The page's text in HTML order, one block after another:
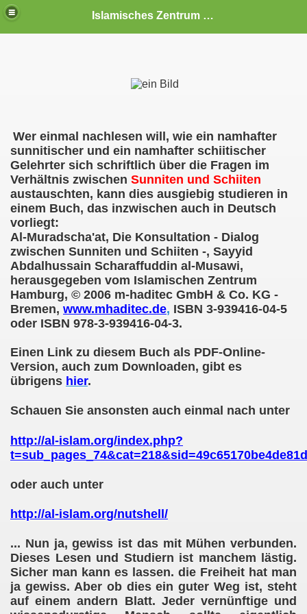
Islamisches Zentrum Schwerin e.V.
Wer einmal nachlesen will, wie ein namhafter
sunnitischer und ein namhafter schiitischer
Gelehrter sich schriftlich über die Fragen im
Verhältnis zwischen Sunniten und Schiiten
austauschten, kann dies ausgiebig studieren in
einem Buch, das inzwischen auch in Deutsch
vorliegt:
Al-Muradscha'at, Die Konsultation - Dialog
zwischen Sunniten und Schiiten -, Sayyid
Abdalhussain Scharaffuddin al-Musawi,
herausgegeben vom Islamischen Zentrum
Hamburg, © 2006 m-haditec GmbH & Co. KG -
Bremen, www.mhaditec.de, ISBN 3-939416-04-5
oder ISBN 978-3-939416-04-3.
Einen Link zu diesem Buch als PDF-Online-
Version, auch zum Downloaden, gibt es
übrigens hier.
Schauen Sie ansonsten auch einmal nach unter
http://al-islam.org/index.php?
oder auch unter
http://al-islam.org/nutshell/
... Nun ja, gewiss ist das mit Mühen verbunden.
Dieses Lesen und Studiern ist manchem lästig.
Sicher man kann es lassen. die Freiheit hat man
ja gewiss. Aber ob dies ein guter Weg ist, steht
auf einem andern Blatt. Jeder vernünftige und